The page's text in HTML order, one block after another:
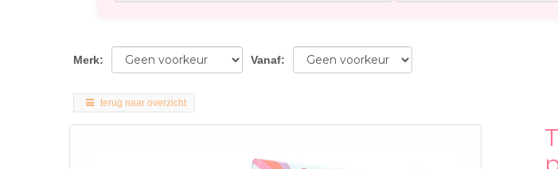
Merk: Vanaf:
terug naar overzicht